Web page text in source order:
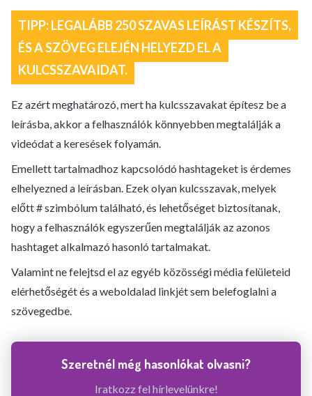
TIPP: LEGALÁBB 250 SZAVAS LEÍRÁST KÉSZÍTS,
ÉS A SZÖVEG ELEJÉN HELYEZD EL A
KULCSSZAVAIDAT.
Ez azért meghatározó, mert ha kulcsszavakat építesz be a
leírásba, akkor a felhasználók könnyebben megtalálják a
videódat a keresések folyamán.
Emellett tartalmadhoz kapcsolódó hashtageket is érdemes
elhelyezned a leírásban. Ezek olyan kulcsszavak, melyek
előtt # szimbólum található, és lehetőséget biztosítanak,
hogy a felhasználók egyszerűen megtalálják az azonos
hashtaget alkalmazó hasonló tartalmakat.
Valamint ne felejtsd el az egyéb közösségi média felületeid
elérhetőségét és a weboldalad linkjét sem belefoglalni a
szövegedbe.
Szeretnél még hasonlókat olvasni?
Iratkozz fel hírlevelünkre!